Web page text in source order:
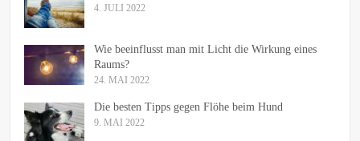
4. JULI 2022
Wie beeinflusst man mit Licht die Wirkung eines
Raums?
24. MAI 2022
Die besten Tipps gegen Flöhe beim Hund
9. MAI 2022